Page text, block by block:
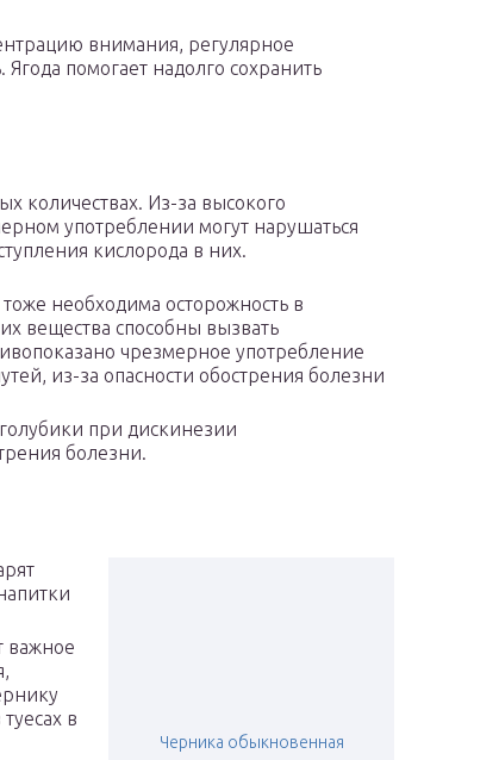
внимания, регулярное
помогает надолго сохранить
количествах. Из-за высокого
употреблении могут нарушаться
кислорода в них.
необходима осторожность в
вещества способны вызвать
чрезмерное употребление
из-за опасности обострения болезни
при дискинезии
болезни.
Черника обыкновенная
важное
в